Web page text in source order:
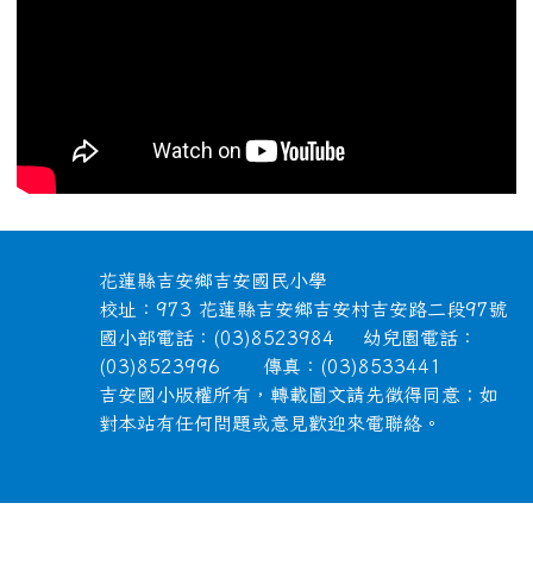
頁尾區域內容
花蓮縣吉安鄉吉安國民小學
校址：973 花蓮縣吉安鄉吉安村吉安路二段97號
國小部電話：(03)8523984 幼兒園電話：
(03)8523996 傳真：(03)8533441
吉安國小版權所有，轉載圖文請先徵得同意；如
對本站有任何問題或意見歡迎來電聯絡。